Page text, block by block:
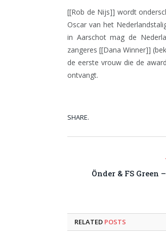
[[Rob de Nijs]] wordt
Oscar van het
in Aarschot mag de
zangeres [[Dana Winner]]
de eerste vrouw die de
ontvangt.
SHARE.
Önder & FS Green
RELATED POSTS